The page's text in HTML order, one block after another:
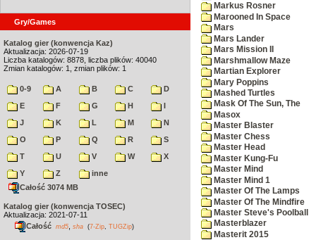
Gry/Games
Katalog gier (konwencja Kaz)
Aktualizacja: 2026-07-19
Liczba katalogów: 8878, liczba plików: 40040
Zmian katalogów: 1, zmian plików: 1
0-9 A B C
D
E
F G H
I
J
K L M
N
O
P Q R
S
T
U V W
X
Y
Z
inne
Całość 3074 MB
Katalog gier (konwencja TOSEC)
Aktualizacja: 2021-07-11
Całość md5 sha (7-Zip TUGZip)
Markus Rosner
Marooned In Space
Mars
Mars Lander
Mars Mission II
Marshmallow Maze
Martian Explorer
Mary Poppins
Mashed Turtles
Mask Of The Sun, The
Masox
Master Blaster
Master Chess
Master Head
Master Kung-Fu
Master Mind
Master Mind 1
Master Of The Lamps
Master Of The Mindfire
Master Steve's Poolball
Masterblazer
Masterit 2015